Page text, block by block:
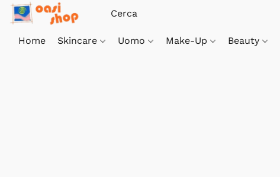
Home Skincare Uomo Make-Up Beauty